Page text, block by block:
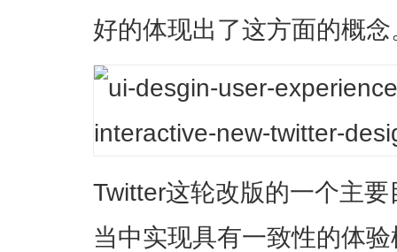
好的体现出了这方面的概念
Twitter这轮改版的一个主
当中实现具有一致性的体